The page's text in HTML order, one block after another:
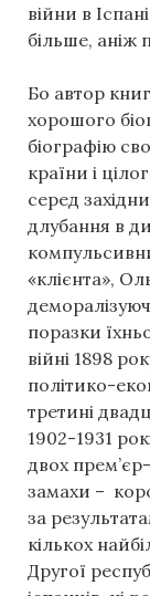
війни в
більше, аніж
Бо автор
хорошого
біографію
країни і
серед
длубання в
«клієнта»,
поразки
війні 1898
політико-
третині
1902-1931
двох
замахи –
за
кількох
Другої